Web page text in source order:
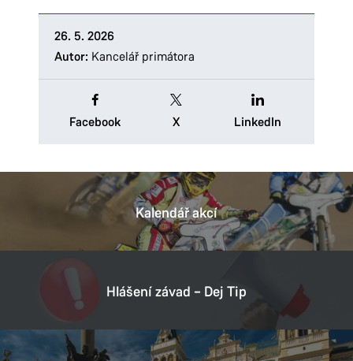
26. 5. 2026
Autor: Kancelář primátora
Facebook X LinkedIn
Kalendář akcí
Hlášení závad – Dej Tip